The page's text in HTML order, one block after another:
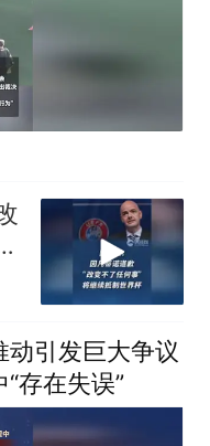
动引发巨大争议
存在失误”